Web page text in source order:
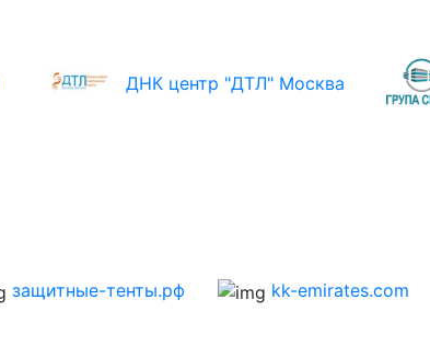
ДНК центр "ДТЛ" Москва
защитные-тенты.рф
kk-emirates.com